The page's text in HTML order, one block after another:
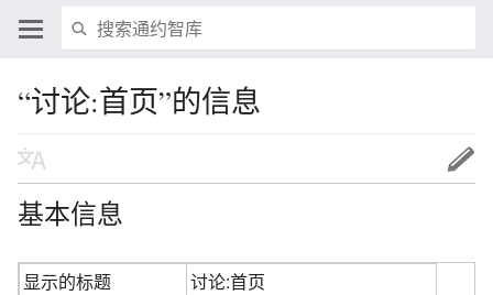
“讨论:首页”的信息
基本信息
显示的标题
讨论:首页